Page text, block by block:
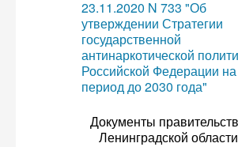
23.11.2020 N 733 "Об
утверждении Стратегии
государственной
антинаркотической
Российской Федерации на
период до 2030 года"
Документы
Ленинградской области